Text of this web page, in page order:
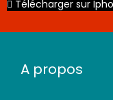
Télécharger sur
A propos